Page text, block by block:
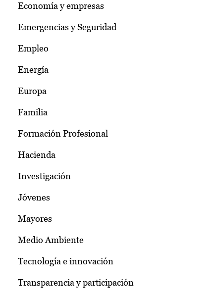
Economía y empresas
Emergencias y Seguridad
Empleo
Energía
Europa
Familia
Formación Profesional
Hacienda
Investigación
Jóvenes
Mayores
Medio Ambiente
Tecnología e innovación
Transparencia y participación